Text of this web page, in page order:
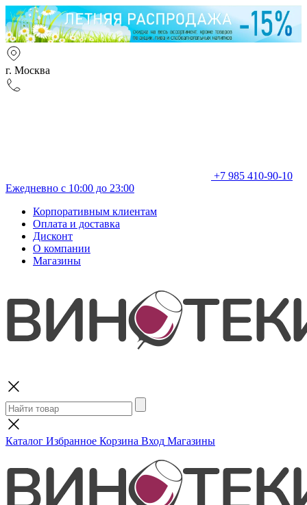
г. Москва
+7 985 410-90-10
Ежедневно с 10:00 до 23:00
Корпоративным клиентам
Оплата и доставка
Дисконт
О компании
Магазины
Каталог Избранное Корзина Вход Магазины